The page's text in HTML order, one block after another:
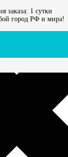
заказа: 1 сутки
город РФ и мира!